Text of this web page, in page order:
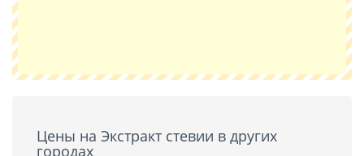
Цены на Экстракт стевии в других
городах